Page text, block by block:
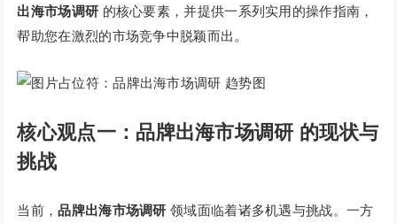
出海市场调研 的核心要素，并提供一系列实用的操作指南，
帮助您在激烈的市场竞争中脱颖而出。
核心观点一：品牌出海市场调研 的现状与
挑战
当前，品牌出海市场调研 领域面临着诸多机遇与挑战。一方